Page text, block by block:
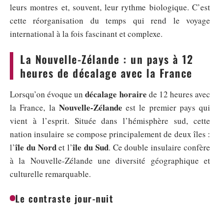
leurs montres et, souvent, leur rythme biologique. C’est
cette réorganisation du temps qui rend le voyage
international à la fois fascinant et complexe.
La Nouvelle-Zélande : un pays à 12
heures de décalage avec la France
Lorsqu’on évoque undécalage horaire de 12 heures avec
la France, la Nouvelle-Zélande est le premier pays qui
vient à l’esprit. Située dans l’hémisphère sud, cette
nation insulaire se compose principalement de deux îles :
l’île du Nordet l’île du Sud. Ce double insulaire confère
à la Nouvelle-Zélande une diversité géographique et
culturelle remarquable.
Le contraste jour-nuit